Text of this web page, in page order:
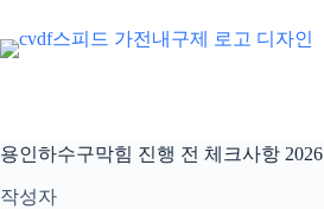
문
으
뛰
기
용인하수구막힘 진행 전 체크사항
작성자